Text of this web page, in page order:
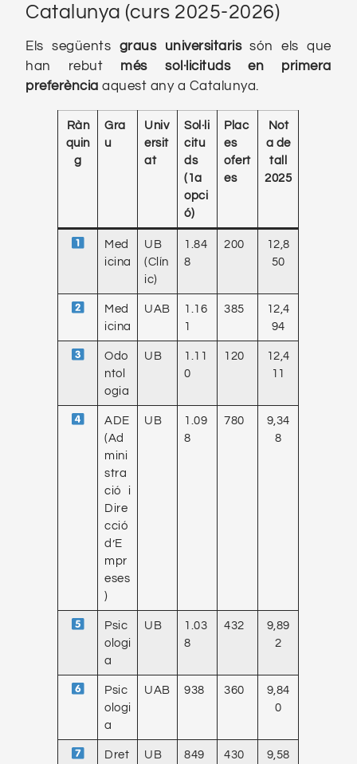
Catalunya (curs 2025-2026)
Els següents graus universitarissón els que
han rebut més sol·licituds en primera
preferència aquest any a Catalunya.
Ràn
quin
g
Gra
u
Univ
ersit
at
Sol·li
citu
ds
(1a
opci
ó)
Plac
es
ofert
es
Not
a de
tall
2025
Med
icina
UB
(Clín
ic)
1.84
8
200
12,8
50
Med
icina
UAB
1.16
1
385
12,4
94
Odo
ntol
ogia
UB
1.11
0
120
12,4
11
ADE
(Ad
mini
stra
ció i
Dire
cció
d’E
mpr
eses
)
UB
1.09
8
780
9,34
8
Psic
ologi
a
UB
1.03
8
432
9,89
2
Psic
ologi
a
UAB 938 360
9,84
0
Dret UB 849 430
9,58